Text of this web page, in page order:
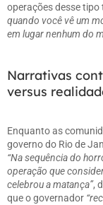
operações desse
quando você vê um
em lugar nenhum do
Narrativas
versus
Enquanto as
governo do Rio de
“Na sequência do
operação que
celebrou a matança”,
que o governador